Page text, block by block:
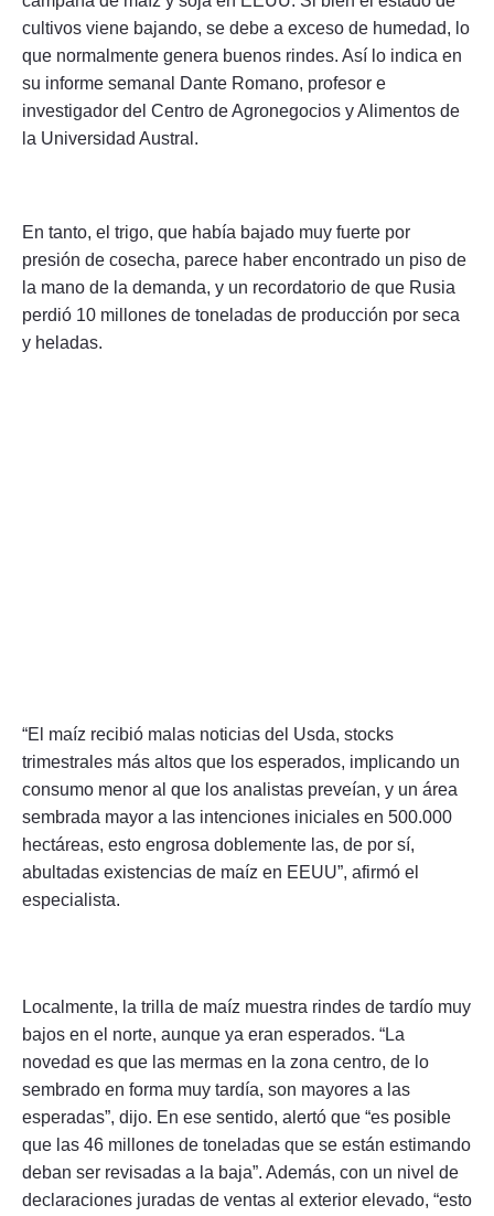
cultivos viene bajando, se debe a exceso de humedad, lo
que normalmente genera buenos rindes. Así lo indica en
su informe semanal Dante Romano, profesor e
investigador del Centro de Agronegocios y Alimentos de
la Universidad Austral.
En tanto, el trigo, que había bajado muy fuerte por
presión de cosecha, parece haber encontrado un piso de
la mano de la demanda, y un recordatorio de que Rusia
perdió 10 millones de toneladas de producción por seca
y heladas.
“El maíz recibió malas noticias del Usda, stocks
trimestrales más altos que los esperados, implicando un
consumo menor al que los analistas preveían, y un área
sembrada mayor a las intenciones iniciales en 500.000
hectáreas, esto engrosa doblemente las, de por sí,
abultadas existencias de maíz en EEUU”, afirmó el
especialista.
Localmente, la trilla de maíz muestra rindes de tardío muy
bajos en el norte, aunque ya eran esperados. “La
novedad es que las mermas en la zona centro, de lo
sembrado en forma muy tardía, son mayores a las
esperadas”, dijo. En ese sentido, alertó que “es posible
que las 46 millones de toneladas que se están estimando
deban ser revisadas a la baja”. Además, con un nivel de
declaraciones juradas de ventas al exterior elevado, “esto